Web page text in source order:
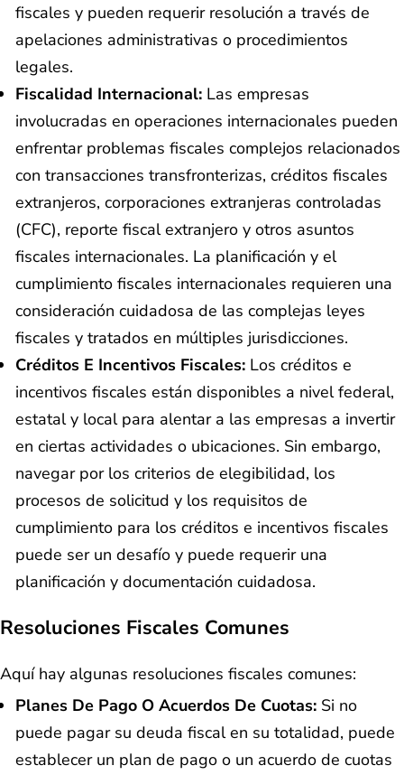
fiscales y pueden requerir resolución a través de
apelaciones administrativas o procedimientos
legales.
Fiscalidad Internacional: Las empresas
involucradas en operaciones internacionales pueden
enfrentar problemas fiscales complejos relacionados
con transacciones transfronterizas, créditos fiscales
extranjeros, corporaciones extranjeras controladas
(CFC), reporte fiscal extranjero y otros asuntos
fiscales internacionales. La planificación y el
cumplimiento fiscales internacionales requieren una
consideración cuidadosa de las complejas leyes
fiscales y tratados en múltiples jurisdicciones.
Créditos E Incentivos Fiscales: Los créditos e
incentivos fiscales están disponibles a nivel federal,
estatal y local para alentar a las empresas a invertir
en ciertas actividades o ubicaciones. Sin embargo,
navegar por los criterios de elegibilidad, los
procesos de solicitud y los requisitos de
cumplimiento para los créditos e incentivos fiscales
puede ser un desafío y puede requerir una
planificación y documentación cuidadosa.
Resoluciones Fiscales Comunes
Aquí hay algunas resoluciones fiscales comunes:
Planes De Pago O Acuerdos De Cuotas: Si no
puede pagar su deuda fiscal en su totalidad, puede
establecer un plan de pago o un acuerdo de cuotas